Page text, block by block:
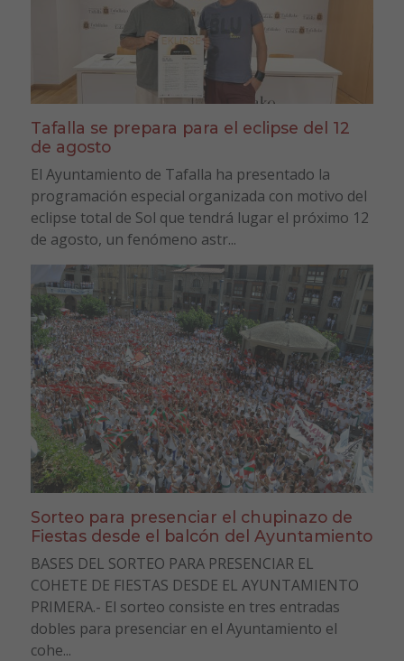
Tafalla se prepara para el eclipse del 12
de agosto
El Ayuntamiento de Tafalla ha presentado la
programación especial organizada con motivo del
eclipse total de Sol que tendrá lugar el próximo 12
de agosto, un fenómeno astr...
Sorteo para presenciar el chupinazo de
Fiestas desde el balcón del Ayuntamiento
BASES DEL SORTEO PARA PRESENCIAR EL
COHETE DE FIESTAS DESDE EL AYUNTAMIENTO
PRIMERA.- El sorteo consiste en tres entradas
dobles para presenciar en el Ayuntamiento el
cohe...